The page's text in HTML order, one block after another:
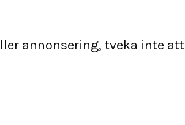
annonsering, tveka inte att